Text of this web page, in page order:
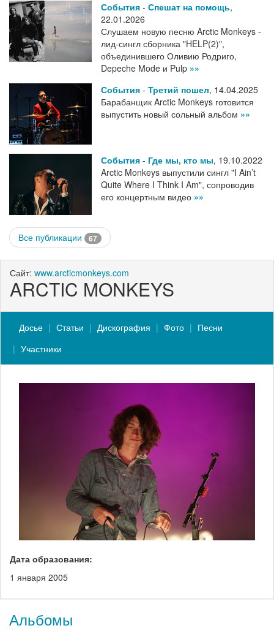
События - Спешат на помощь,
22.01.2026
Слушаем новую песню Arctic Monkeys -
лид-сингл сборника "HELP(2)",
объединившего Оливию Родриго,
Depeche Mode и Pulp »»
События - Третий пошел, 14.04.2025
Барабанщик Arctic Monkeys готовится
выпустить новый сольный альбом »»
События - Где мы, кто мы, 19.10.2022
Arctic Monkeys выпустили сингл "I Ain’t
Quite Where I Think I Am", сопроводив
его концертным видео »»
Все публикации 67
Сайт: www.arcticmonkeys.com
ARCTIC MONKEYS
Досье Статьи Дискография Фото
Песни
Участники
Дата образования:
1 января 2005
Альбомы